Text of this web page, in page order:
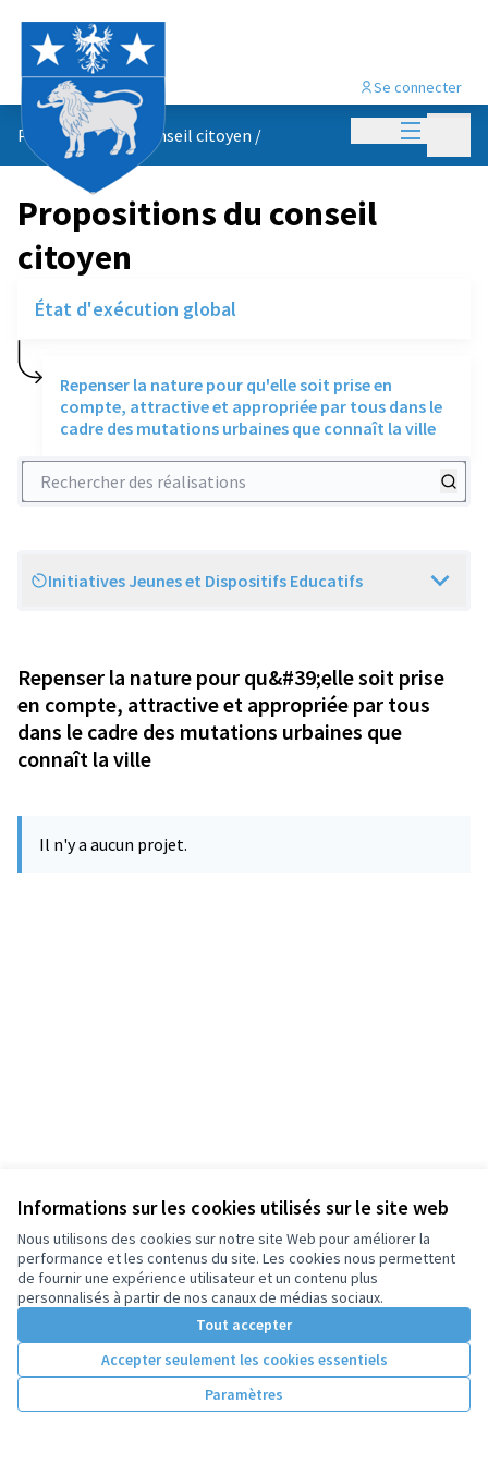
Informations sur les cookies utilisés sur le site web
Nous utilisons des cookies sur notre site Web pour améliorer la
performance et les contenus du site. Les cookies nous permettent
de fournir une expérience utilisateur et un contenu plus
personnalisés à partir de nos canaux de médias sociaux.
Tout accepter
Accepter seulement les cookies essentiels
Paramètres
Menu
Se connecter
Propositions du conseil citoyen /
Propositions du conseil
citoyen
État d'exécution global
Repenser la nature pour qu'elle soit prise en
compte, attractive et appropriée par tous dans le
cadre des mutations urbaines que connaît la ville
Rechercher des réalisations
Scope
Initiatives Jeunes et Dispositifs Educatifs
Repenser la nature pour qu&#39;elle soit prise
en compte, attractive et appropriée par tous
dans le cadre des mutations urbaines que
connaît la ville
Il n'y a aucun projet.